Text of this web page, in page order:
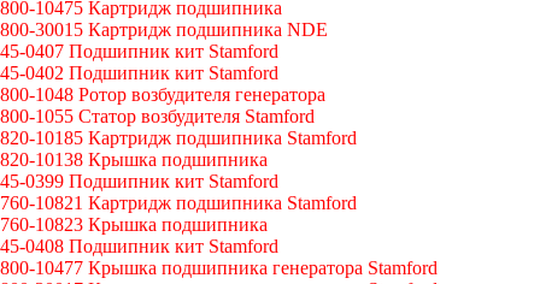
800-10475 Картридж подшипника
800-30015 Картридж подшипника NDE
45-0407 Подшипник кит Stamford
45-0402 Подшипник кит Stamford
800-1048 Ротор возбудителя генератора
800-1055 Статор возбудителя Stamford
820-10185 Картридж подшипника Stamford
820-10138 Крышка подшипника
45-0399 Подшипник кит Stamford
760-10821 Картридж подшипника Stamford
760-10823 Крышка подшипника
45-0408 Подшипник кит Stamford
800-10477 Крышка подшипника генератора Stamford